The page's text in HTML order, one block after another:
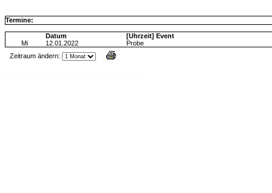
Termine:
Datum
[Uhrzeit] Event
Mi
12.01.2022
Probe
Zeitraum ändern: